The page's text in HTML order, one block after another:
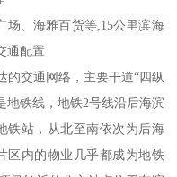
场、海雅百货等,15公里滨海
通配置
的交通网络，主要干道“四纵
地铁线，地铁2号线沿后海滨
铁站，从北至南依次为后海
区内的物业几乎都成为地铁